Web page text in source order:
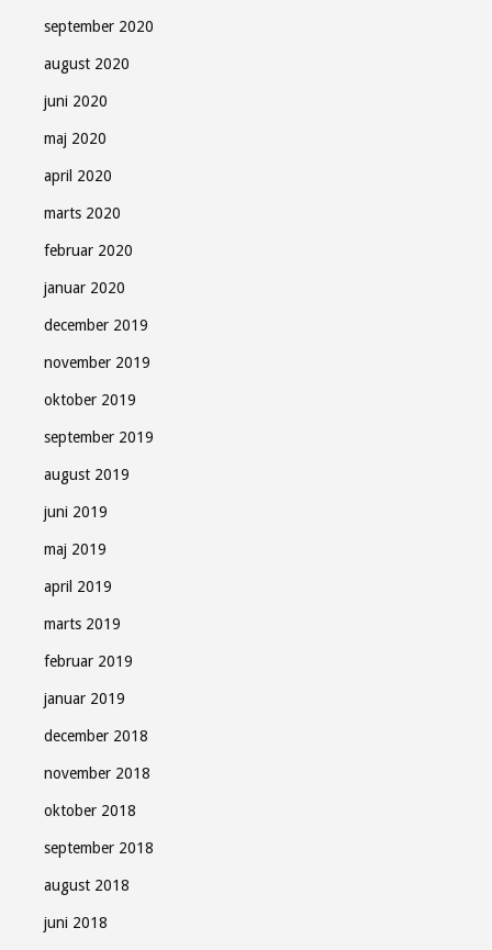
september 2020
august 2020
juni 2020
maj 2020
april 2020
marts 2020
februar 2020
januar 2020
december 2019
november 2019
oktober 2019
september 2019
august 2019
juni 2019
maj 2019
april 2019
marts 2019
februar 2019
januar 2019
december 2018
november 2018
oktober 2018
september 2018
august 2018
juni 2018